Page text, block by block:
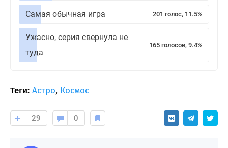
Самая обычная игра 201 голос, 11.5%
Ужасно, серия свернула не
туда
165 голосов, 9.4%
Теги: Астро, Космос
29 0